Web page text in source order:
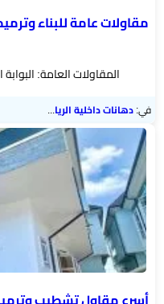
بناء
ملاحق
تركيب
خشب
شيبورد
عوازل
اسطح
الرياض
مقاول
مقاولات عامة للبناء
المقاولات العامة:
في:دهانات داخلية الرياض